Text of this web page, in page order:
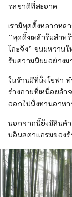
รสชาติที่สะอาด
เรามีพุดดิ้งหลากหล
``พุดดิ้งเหล้ารัมสำ
โกะจัง” ขนมหวาน
รับความนิยมอย่างม
ในร้านมีที่นั่งโซฟา
ร่างกายที่เหนื่อยล้
ออกไปนั่งทานอาห
นอกจากนี้ยังมีสินค้
บอินสตาแกรมของ